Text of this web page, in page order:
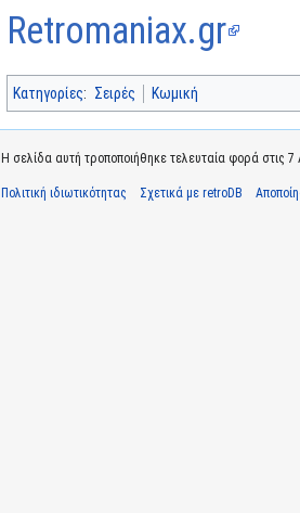
Retromaniax.gr
Κατηγορίες: Σειρές Κωμική
Η σελίδα αυτή τροποποιήθηκε τελευταία φορά στις 7
Πολιτική ιδιωτικότητας Σχετικά με retroDB